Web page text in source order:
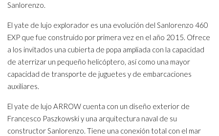
Sanlorenzo.
El yate de lujo explorador es una evolución del Sanlorenzo 460
EXP que fue construido por primera vez en el año 2015. Ofrece
a los invitados una cubierta de popa ampliada con la capacidad
de aterrizar un pequeño helicóptero, así como una mayor
capacidad de transporte de juguetes y de embarcaciones
auxiliares.
El yate de lujo ARROW cuenta con un diseño exterior de
Francesco Paszkowski y una arquitectura naval de su
constructor Sanlorenzo. Tiene una conexión total con el mar